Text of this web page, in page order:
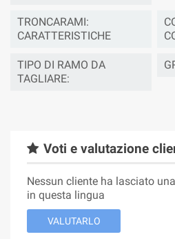
TRONCARAMI:
CARATTERISTICHE
TIPO DI RAMO DA
TAGLIARE:
Voti e valutazione
Nessun cliente ha lasciato
in questa lingua
VALUTARLO